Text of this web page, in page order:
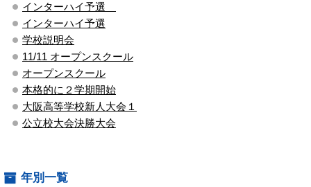
インターハイ予選
インターハイ予選
学校説明会
11/11 オープンスクール
オープンスクール
本格的に２学期開始
大阪高等学校新人大会１
公立校大会決勝大会
年別一覧